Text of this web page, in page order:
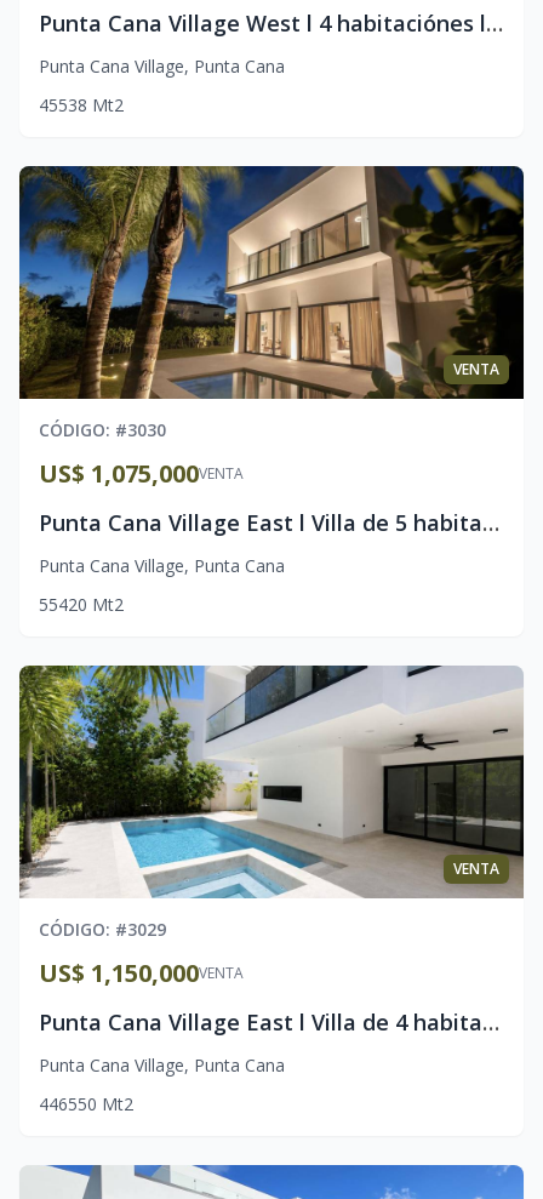
Punta Cana Village West l 4 habitaciónes l Lista l Piscina Privada
Punta Cana Village, Punta Cana
45538 Mt2
VENTA
CÓDIGO: #3030
VENTA
US$ 1,075,000
Punta Cana Village East l Villa de 5 habitaciones l Lista & Amueblada
Punta Cana Village, Punta Cana
55420 Mt2
VENTA
CÓDIGO: #3029
VENTA
US$ 1,150,000
Punta Cana Village East l Villa de 4 habitaciones l Lista l Piscina privada
Punta Cana Village, Punta Cana
446550 Mt2